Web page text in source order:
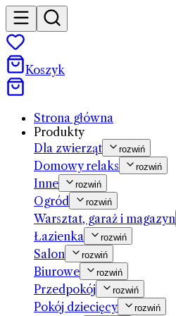
Koszyk
Strona główna
Produkty
Dla zwierząt
rozwiń
Domowy relaks rozwiń
Inne rozwiń
Ogród rozwiń
Warsztat, garaż i magazyn
Łazienka rozwiń
Salon rozwiń
Biurowe rozwiń
Przedpokój rozwiń
Pokój dziecięcy rozwiń